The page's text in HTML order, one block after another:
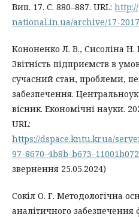
Вип. 17. С. 880–887. URL:
national.in.ua/archive/17-
Кононенко Л. В., Сисоліна
Звітність підприємств в
сучасний стан, проблеми,
забезпечення.
вісник. Економічні науки.
URL:
https://dspace.kntu.kr.ua/
97-8670-4b8b-b673-
звернення 25.05.2024)
Сокіл О. Г. Методологічна
аналітичного забезпечення